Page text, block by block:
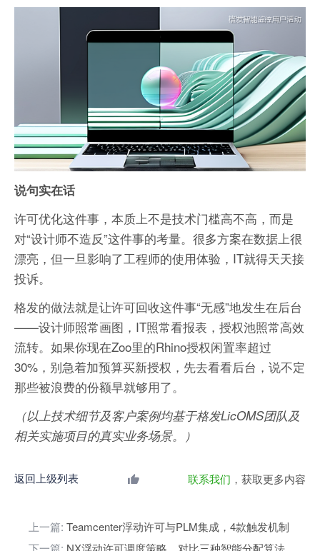
说句实在话
许可优化这件事，本质上不是技术门槛高不高，而是
对“设计师不造反”这件事的考量。很多方案在数据上很
漂亮，但一旦影响了工程师的使用体验，IT就得天天接
投诉。
格发的做法就是让许可回收这件事“无感”地发生在后台
——设计师照常画图，IT照常看报表，授权池照常高效
流转。如果你现在Zoo里的Rhino授权闲置率超过
30%，别急着加预算买新授权，先去看看后台，说不定
那些被浪费的份额早就够用了。
（以上技术细节及客户案例均基于格发LicOMS团队及
相关实施项目的真实业务场景。）
返回上级列表 联系我们 ，获取更多内容
上一篇: Teamcenter浮动许可与PLM集成，4款触发机制
下一篇: NX浮动许可调度策略，对比三种智能分配算法